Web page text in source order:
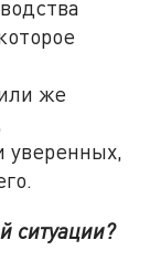
же
уверенных,
ситуации?